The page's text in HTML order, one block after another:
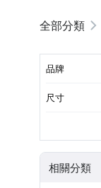
品牌
尺寸
相關分類